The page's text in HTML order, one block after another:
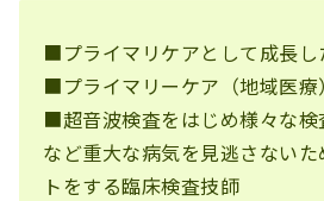
■プライマリケアとして成長し
■プライマリーケア（地域医
■超音波検査をはじめ様々な検
など重大な病気を見逃さない
トをする臨床検査技師